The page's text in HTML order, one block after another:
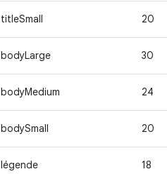
titleSmall 20
bodyLarge 30
bodyMedium 24
bodySmall 20
légende 18